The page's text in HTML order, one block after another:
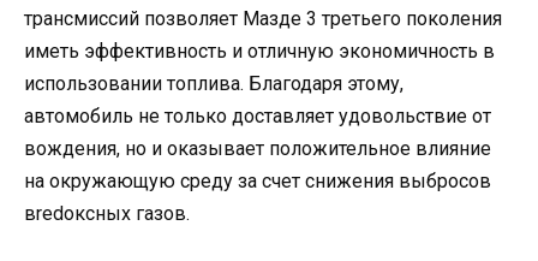
трансмиссий позволяет Мазде 3 третьего поколения
иметь эффективность и отличную экономичность в
использовании топлива. Благодаря этому,
автомобиль не только доставляет удовольствие от
вождения, но и оказывает положительное влияние
на окружающую среду за счет снижения выбросов
вredоксных газов.